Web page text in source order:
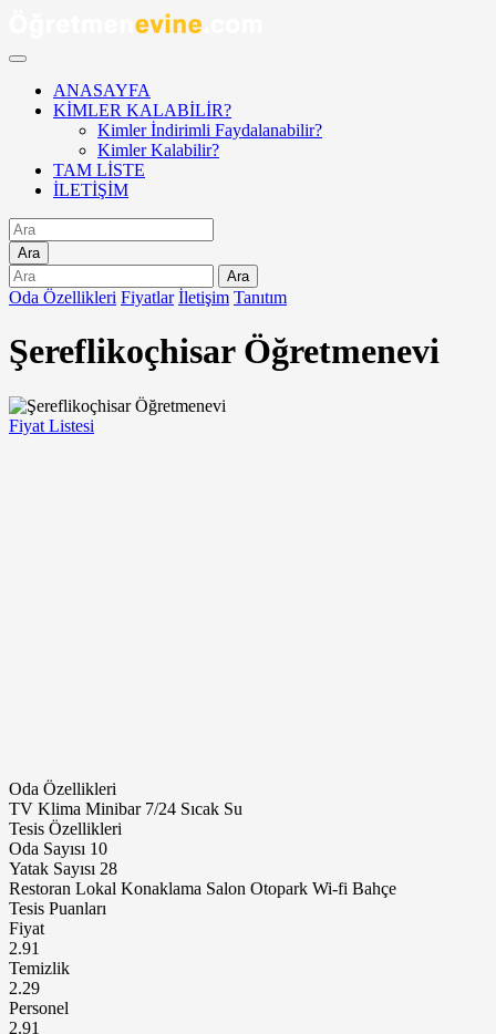
ANASAYFA
KİMLER KALABİLİR?
Kimler İndirimli Faydalanabilir?
Kimler Kalabilir?
TAM LİSTE
İLETİŞİM
Ara
Ara
Oda Özellikleri Fiyatlar İletişim Tanıtım
Şereflikoçhisar Öğretmenevi
Fiyat Listesi
Oda Özellikleri
TV Klima Minibar 7/24 Sıcak Su
Tesis Özellikleri
Oda Sayısı 10
Yatak Sayısı 28
Restoran Lokal Konaklama Salon Otopark Wi-fi Bahçe
Tesis Puanları
Fiyat
2.91
Temizlik
2.29
Personel
2.91